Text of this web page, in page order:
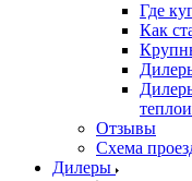
Где
Как
Отзывы
Схема
Дилеры